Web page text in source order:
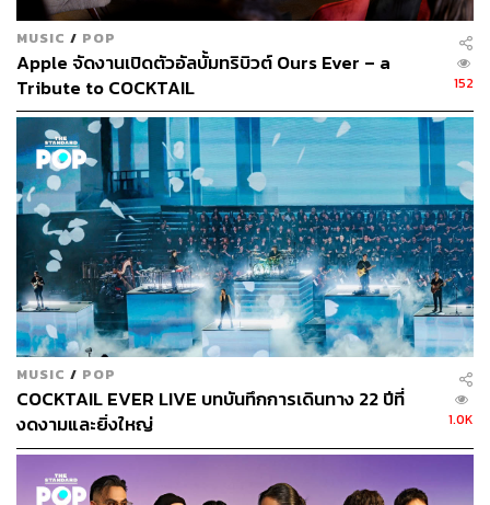
MUSIC / POP
Apple จัดงานเปิดตัวอัลบั้มทริบิวต์ Ours Ever – a
Tribute to COCKTAIL
152
MUSIC / POP
COCKTAIL EVER LIVE บทบันทึกการเดินทาง 22 ปีที่
งดงามและยิ่งใหญ่
1.0K